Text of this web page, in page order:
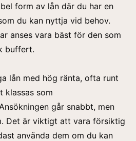
form av lån där du har en
du kan nyttja vid behov.
anses vara bäst för den som
buffert.
lån med hög ränta, ofta runt
klassas som
går snabbt, men
Det är viktigt att vara försiktig
använda dem om du kan